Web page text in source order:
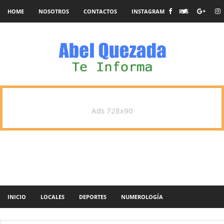
HOME NOSOTROS CONTACTOS INSTAGRAM RSS
Ads 728x90
INICIO LOCALES DEPORTES NUMEROLOGÍA